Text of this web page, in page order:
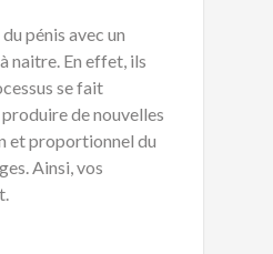
pénis avec un
naitre. En effet, ils
se fait
de nouvelles
et proportionnel du
Ainsi, vos